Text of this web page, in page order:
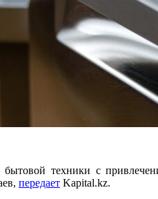
бытовой техники с
передает Kapital.kz.